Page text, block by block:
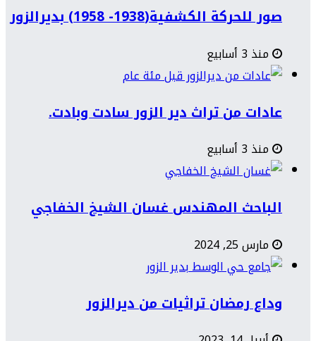
صور للحركة الكشفية(1938- 1958) بديرالزور
منذ 3 أسابيع
عادات من تراث دير الزور سادت وبادت.
منذ 3 أسابيع
الباحث المهندس غسان الشيخ الخفاجي
مارس 25, 2024
وداع رمضان تراثيات من ديرالزور